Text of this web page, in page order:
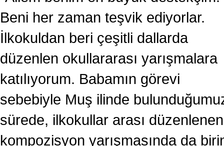
Beni her zaman teşvik ediyorlar.
İlkokuldan beri çeşitli dallarda
düzenlen okullararası yarışmalara
katılıyorum. Babamın görevi
sebebiyle Muş ilinde
sürede, ilkokullar arası düzenlenen
kompozisyon yarışmasında da